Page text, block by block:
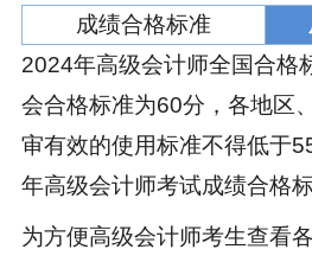
成绩合格标准
2024年高级会计师全国合格
会合格标准为60分，各地区
审有效的使用标准不得低于
年高级会计师考试成绩合格
为方便高级会计师考生查看